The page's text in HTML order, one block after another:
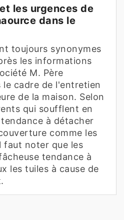
les urgences de
dans le
toujours synonymes
les informations
M. Père
le cadre de l'entretien
de la maison. Selon
qui soufflent en
à détacher
comme les
faut noter que les
tendance à
les tuiles à cause de